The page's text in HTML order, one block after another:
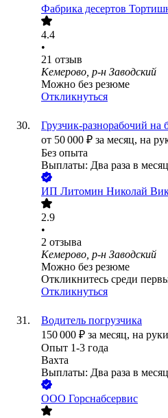
Фабрика десертов
4.4
•
21 отзыв
Кемерово, р-н Заводский
Можно без резюме
Откликнуться
Грузчик-разнорабочий на
от 50 000 ₽ за месяц, на
Без опыта
Выплаты: Два раза в месяц
ИП Литомин Николай
2.9
•
2 отзыва
Кемерово, р-н Заводский
Можно без резюме
Откликнитесь среди
Откликнуться
Водитель погрузчика
150 000 ₽ за месяц, на руки
Опыт 1-3 года
Вахта
Выплаты: Два раза в месяц
ООО Горснабсервис